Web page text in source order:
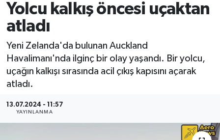
Yolcu kalkış öncesi uçaktan
atladı
Yeni Zelanda'da bulunan Auckland
Havalimanı'nda ilginç bir olay yaşandı. Bir yolcu,
uçağın kalkışı sırasında acil çıkış kapısını açarak
atladı.
13.07.2024 - 11:57
YAYINLANMA